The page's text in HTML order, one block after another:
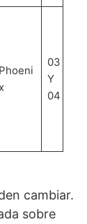
Phoeni
x
03
Y
04
cambiar.
sobre